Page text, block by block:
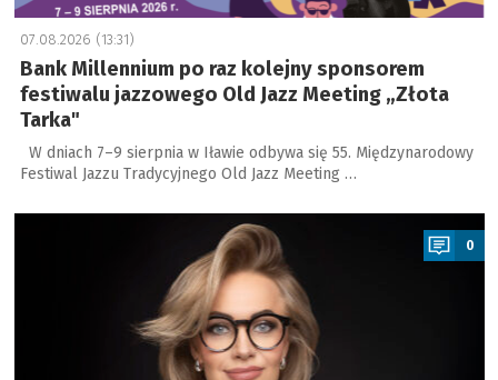
07.08.2026 (13:31)
Bank Millennium po raz kolejny sponsorem
festiwalu jazzowego Old Jazz Meeting „Złota
Tarka"
W dniach 7–9 sierpnia w Iławie odbywa się 55. Międzynarodowy
Festiwal Jazzu Tradycyjnego Old Jazz Meeting …
a
0